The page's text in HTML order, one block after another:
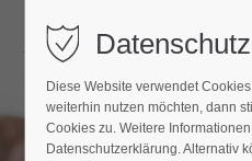
Diese Website verwendet
weiterhin nutzen möchten, dann
Cookies zu. Weitere
Datenschutzerklärung. Alternativ